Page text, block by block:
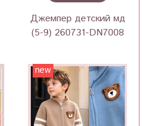
Джемпер детский мд
(5-9) 260731-DN7008
new